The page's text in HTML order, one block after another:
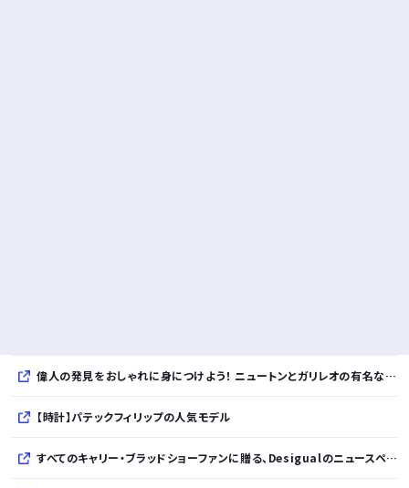
偉人の発見をおしゃれに身につけよう！ ニュートンとガリレオの有名な発見をモチーフにした、クールタッチTシャツ＆トートバッグが発売されました【QurioStore】
【時計】パテックフィリップの人気モデル
すべてのキャリー・ブラッドショーファンに贈る、Desigualのニュースペーパープリントコレクション